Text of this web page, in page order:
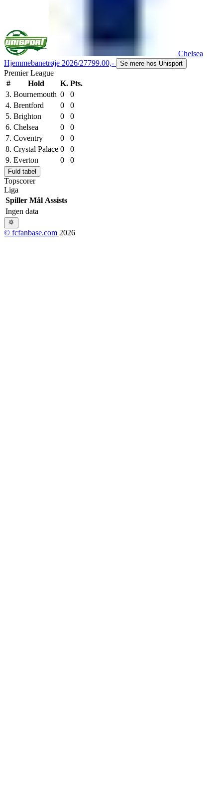
Chelsea
Hjemmebanetrøje 2026/27799.00,- Se mere hos Unisport
Premier League
#
Hold K. Pts.
3. Bournemouth 0
0
4. Brentford 0
0
5. Brighton 0
0
6. Chelsea 0
0
7. Coventry 0
0
8. Crystal Palace 0
0
9. Everton 0 0
Fuld tabel
Topscorer
Liga
Spiller Mål Assists
Ingen data
© fcfanbase.com 2026